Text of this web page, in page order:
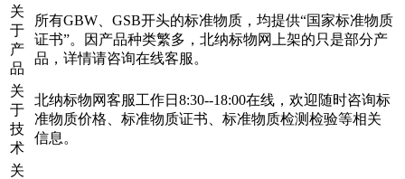
关
于
产
品
所有GBW、GSB开头的标准物质，均提供“国家标准物质
证书”。因产品种类繁多，北纳标物网上架的只是部分产
品，详情请咨询在线客服。
关
于
技
术
北纳标物网客服工作日8:30--18:00在线，欢迎随时咨询标
准物质价格、标准物质证书、标准物质检测检验等相关
信息。
关